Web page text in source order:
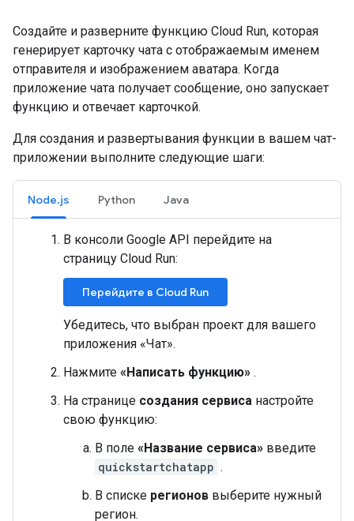
Создайте и разверните функцию Cloud Run, которая
генерирует карточку чата с отображаемым именем
отправителя и изображением аватара. Когда
приложение чата получает сообщение, оно запускает
функцию и отвечает карточкой.
Для создания и развертывания функции в вашем чат-
приложении выполните следующие шаги:
Node.js Python Java
В консоли Google API перейдите на
страницу Cloud Run:
Перейдите в Cloud Run
Убедитесь, что выбран проект для вашего
приложения «Чат».
Нажмите «Написать функцию» .
На странице создания сервиса настройте
свою функцию:
В поле «Название сервиса» введите
quickstartchatapp .
В списке регионов выберите нужный
регион.